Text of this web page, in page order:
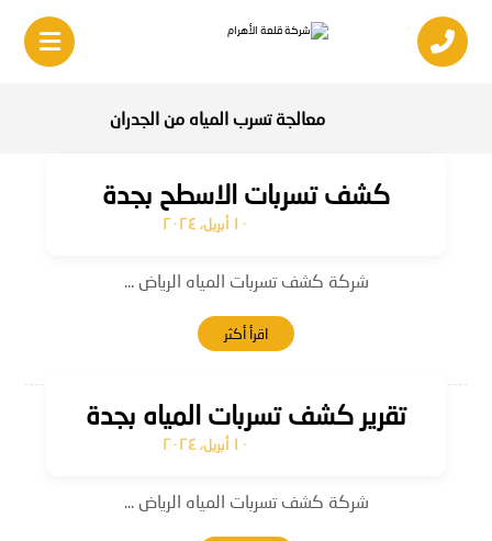
معالجة تسرب المياه من الجدران
كشف تسربات الاسطح بجدة
١٠ أبريل، ٢٠٢٤
شركة كشف تسربات المياه الرياض ...
اقرأ أكثر
تقرير كشف تسربات المياه بجدة
١٠ أبريل، ٢٠٢٤
شركة كشف تسربات المياه الرياض ...